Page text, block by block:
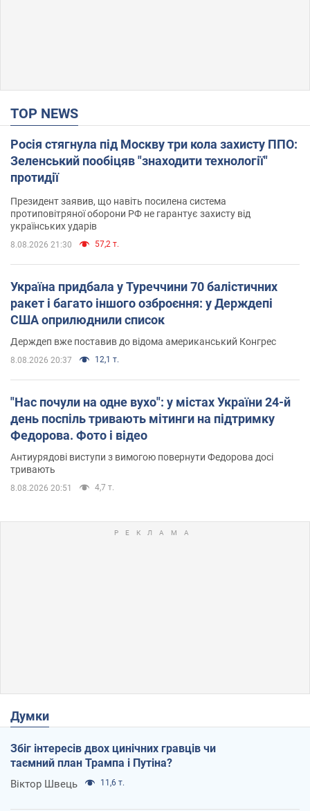
TOP NEWS
Росія стягнула під Москву три кола захисту ППО:
Зеленський пообіцяв "знаходити технології"
протидії
Президент заявив, що навіть посилена система
протиповітряної оборони РФ не гарантує захисту від
українських ударів
8.08.2026 21:30 57,2 т.
Україна придбала у Туреччини 70 балістичних
ракет і багато іншого озброєння: у Держдепі
США оприлюднили список
Держдеп вже поставив до відома американський Конгрес
8.08.2026 20:37 12,1 т.
"Нас почули на одне вухо": у містах України 24-й
день поспіль тривають мітинги на підтримку
Федорова. Фото і відео
Антиурядові виступи з вимогою повернути Федорова досі
тривають
8.08.2026 20:51 4,7 т.
Думки
Збіг інтересів двох цинічних гравців чи
таємний план Трампа і Путіна?
Віктор Швець 11,6 т.